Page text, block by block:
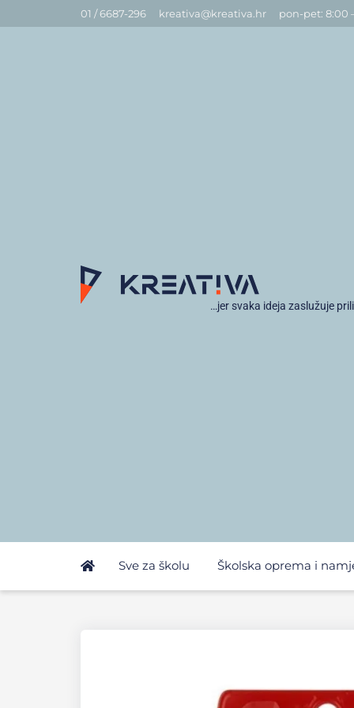
01 / 6687-296 kreativa@kreativa.hr pon-pet: 8:00
…jer svaka ideja zaslužuje
Sve za školu Školska oprema i